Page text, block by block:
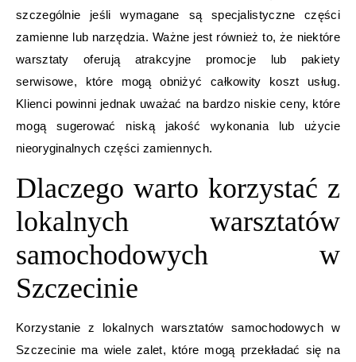
szczególnie jeśli wymagane są specjalistyczne części
zamienne lub narzędzia. Ważne jest również to, że niektóre
warsztaty oferują atrakcyjne promocje lub pakiety
serwisowe, które mogą obniżyć całkowity koszt usług.
Klienci powinni jednak uważać na bardzo niskie ceny, które
mogą sugerować niską jakość wykonania lub użycie
nieoryginalnych części zamiennych.
Dlaczego warto korzystać z
lokalnych warsztatów
samochodowych w
Szczecinie
Korzystanie z lokalnych warsztatów samochodowych w
Szczecinie ma wiele zalet, które mogą przekładać się na